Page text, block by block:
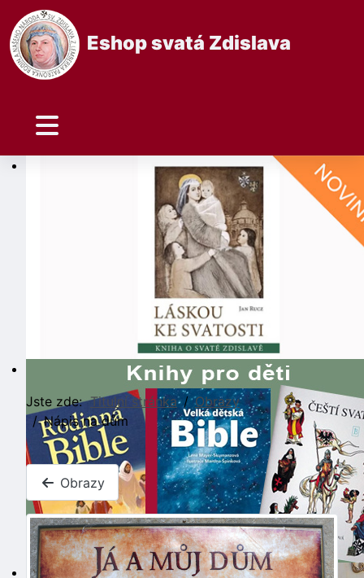
Eshop svatá Zdislava
Jste zde:Titulní stránka
Obrazy
Nápis na dům
Obrazy